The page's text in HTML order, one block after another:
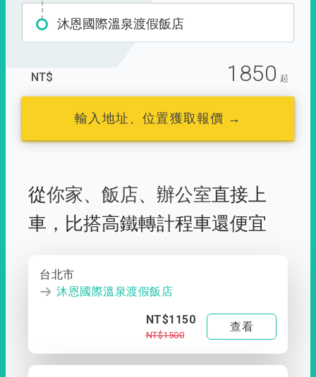
沐恩國際溫泉渡假飯店
NT$ 1850 起
輸入地址、位置獲取報價 →
從你家、 飯店、 辦公室直接上
車， 比搭高鐵轉計程車還便宜
台北市
沐恩國際溫泉渡假飯店
NT$1150
NT$1500
查看